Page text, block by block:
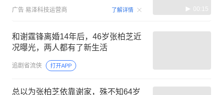
广告 易泽科技运营商 了解详情 00:15
和谢霆锋离婚14年后，46岁张柏芝近
况曝光，两人都有了新生活
追剧省流侠 打开APP
总以为张柏芝依靠谢家，殊不知64岁